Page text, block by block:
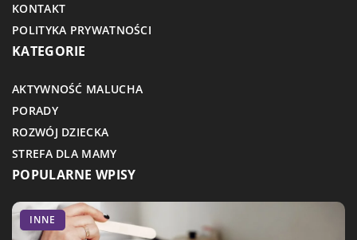
KONTAKT
POLITYKA PRYWATNOŚCI
KATEGORIE
AKTYWNOŚĆ MALUCHA
PORADY
ROZWÓJ DZIECKA
STREFA DLA MAMY
POPULARNE WPISY
PORADY
INNE
INNE